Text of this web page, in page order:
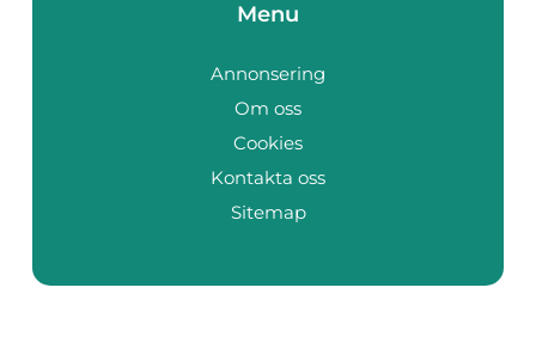
Menu
Annonsering
Om oss
Cookies
Kontakta oss
Sitemap